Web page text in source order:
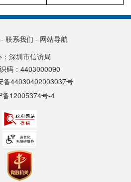
- 联系我们 - 网站导航
：深圳市信访局
码：4403000090
备44030402003037号
备12005374号-4